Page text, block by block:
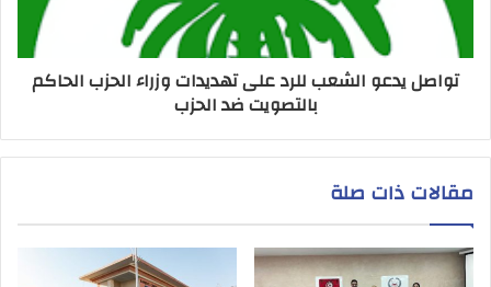
تواصل يدعو الشعب للرد على تهديدات وزراء الحزب الحاكم
بالتصويت ضد الحزب
مقالات ذات صلة